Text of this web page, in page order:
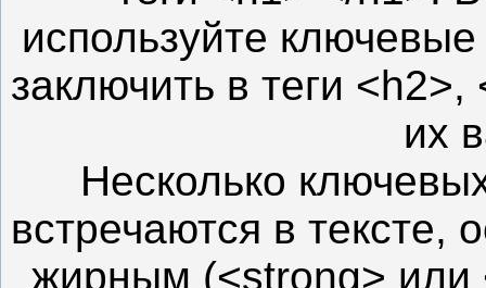
используйте
заключить в теги
их
Несколько
встречаются в тексте,
жирным (<strong> или